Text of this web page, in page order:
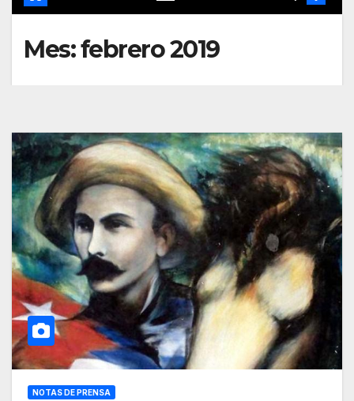
Mes:febrero 2019
NOTAS DE PRENSA